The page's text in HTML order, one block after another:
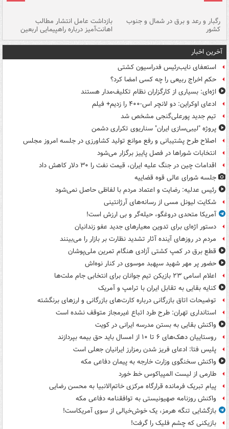
رگبار و رعد و برق در شمال و جنوب
کشور
بازداشت عامل انتشار مطالب
اهانت‌آمیز درباره راهپیمایی اربعین
آخرین اخبار
استعفای نایب‌رئیس فدراسیون کشتی
حکم اخراج ربیعی را چه کسی امضا کرد؟
اژه‌ای: بسیاری از کارگزاران نظام تکلیف‌مدار هستند
ادعای اوکراین: دو لانچر اس-۴۰۰ را زدیم+ فیلم
تیم جدید پورعلی‌گنجی مشخص شد
پروژه "لیبی‌سازی ایران" سناریوی تکراری دشمن
اصلاح طرح پشتیبانی و رفع موانع تولید کشاورزی در جلسه امروز مجلس
انتخابات شوراها در فصل پاییز برگزار می‌شود
اقدامات چین در جنگ علیه ایران، قیمت نفت را ۳۰ دلار کاهش داد
جلسه شورای عالی قوه قضاییه
رئیس عدلیه: رضایت و اعتماد مردم با لفاظی حاصل نمی‌شود
شکایت لیونل مسی از رسانه‌های آرژانتینی
آمریکا متحدی دروغگو، حیله‌گر و بی ارزش است!
دستور اژه‌ای برای تدوین معیارهای جدید عفو زندانیان
مردم در روزهای آینده آثار تشدید نظارت بر بازار را می‌بینند
قطع برق در کمپ کشتی آزادی هنگام تمرین ملی‌پوشان
حضور پر مهر شهید سپهبد موسوی در کنار نوه‌اش
اعلام اسامی ۲۳ بازیکن تیم جوانان برای انتخابی جام ملت‌ها
کنایه بقایی به تقابل ایران با ترامپ و آمریک
توضیحات اتاق بازرگانی درباره کارت‌های بازرگانی و ارزهای برنگشته
استانداری تهران: طرح طرد اتباع غیرمجاز متوقف نشده است
واکنش بقایی به بستن مدرسه ایرانی در کویت
روستاییان دهک‌های ۶ تا ۱۰ از امسال باید حق بیمه بپردازند
پلیس فتا: ادعای فریز شدن رمزارز ایرانیان جعلی است
واکنش سخنگوی وزارت خارجه به پیمان دفاعی مکه
طارمی از لیست المپیاکوس خط خورد
پیام تبریک فرمانده قرارگاه مرکزی خاتم‌الانبیا به محسن رضایی
واکنش روزنامه صهیونیستی به توافقنامه دفاعی مکه
بازگشایی تنگه هرمز، یک خوش‌خیالی از سوی آمریکاست!
بازیکنی که چشم فلیک را گرفت!